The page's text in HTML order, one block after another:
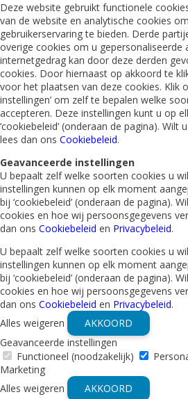
Deze website gebruikt functionele
van de website en analytische cookies
gebruikerservaring te bieden. Derde
overige cookies om u gepersonaliseerde
internetgedrag kan door deze derden
cookies. Door hiernaast op akkoord te
voor het plaatsen van deze cookies. Klik
instellingen’ om zelf te bepalen welke
accepteren. Deze instellingen kunt u op
‘cookiebeleid’ (onderaan de pagina).
lees dan ons Cookiebeleid.
Geavanceerde instellingen
U bepaalt zelf welke soorten cookies u
instellingen kunnen op elk moment
bij ‘cookiebeleid’ (onderaan de pagina).
cookies en hoe wij persoonsgegevens
dan ons Cookiebeleid en Privacybeleid.
U bepaalt zelf welke soorten cookies u
instellingen kunnen op elk moment
bij ‘cookiebeleid’ (onderaan de pagina).
cookies en hoe wij persoonsgegevens
dan ons Cookiebeleid en Privacybeleid.
Alles weigeren
AKKOORD
Geavanceerde instellingen
Functioneel (noodzakelijk)
Marketing
Alles weigeren
AKKOORD